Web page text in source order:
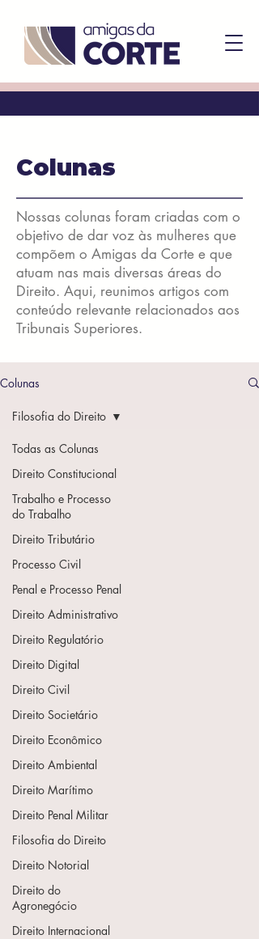
Colunas
Nossas colunas foram criadas com o
objetivo de dar voz às mulheres que
compõem o Amigas da Corte e que
atuam nas mais diversas áreas do
Direito. Aqui, reunimos artigos com
conteúdo relevante relacionados aos
Tribunais Superiores.
Colunas
Todas as Colunas
Direito Constitucional
Trabalho e Processo
do Trabalho
Direito Tributário
Processo Civil
Penal e Processo Penal
Direito Administrativo
Direito Regulatório
Direito Digital
Direito Civil
Direito Societário
Direito Econômico
Direito Ambiental
Direito Marítimo
Direito Penal Militar
Filosofia do Direito
Direito Notorial
Direito do
Agronegócio
Direito Internacional
Filosofia do Direito